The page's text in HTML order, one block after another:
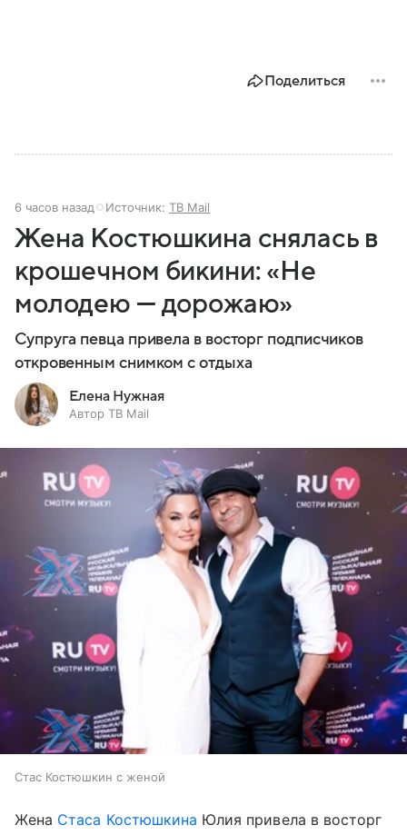
Поделиться
6 часов назад Источник: ТВ Mail
Жена Костюшкина снялась в
крошечном бикини: «Не
молодею — дорожаю»
Супруга певца привела в восторг подписчиков
откровенным снимком с отдыха
Елена Нужная
Автор ТВ Mail
Стас Костюшкин с женой
Жена Стаса Костюшкина Юлия привела в восторг